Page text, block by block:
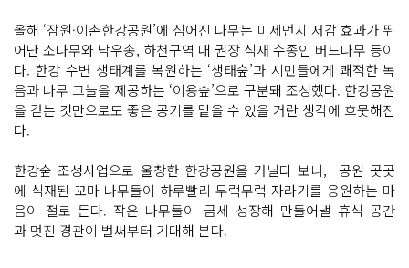
올해 ‘잠원·이촌한강공원’에 심어진 나무는 미세먼지 저감 효과가 뛰
어난 소나무와 낙우송, 하천구역 내 권장 식재 수종인 버드나무 등이
다. 한강 수변 생태계를 복원하는 ‘생태숲’과 시민들에게 쾌적한 녹
음과 나무 그늘을 제공하는 ‘이용숲’으로 구분돼 조성했다. 한강공원
을 걷는 것만으로도 좋은 공기를 맡을 수 있을 거란 생각에 흐뭇해진
다.
한강숲 조성사업으로 울창한 한강공원을 거닐다 보니, 공원 곳곳
에 식재된 꼬마 나무들이 하루빨리 무럭무럭 자라기를 응원하는 마
음이 절로 든다. 작은 나무들이 금세 성장해 만들어낼 휴식 공간
과 멋진 경관이 벌써부터 기대해 본다.